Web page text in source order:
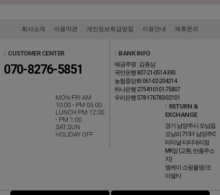
회사소개 이용약관 개인정보취급방침 이용안내 제휴문의
l CUSTOMER CENTER
070-8276-5851
MON-FRI AM
10:00 - PM 05:00
LUNCH PM 12:00
- PM 1:00
SAT.SUN
HOLIDAY OFF
l BANK INFO
예금주명 : 김종삼
국민은행 807-21-0514-390
농협중앙회 061-02-204214
하나은행 275-810101-75807
우리은행 578-176783-02101
l RETURN &
EXCHANGE
경기 남양주시 오남읍
오남리 713-1 남양주C
터미널 티티대리점
MK앞 (교환, 반품주소
지)
엠케이 쇼핑몰명/조
이멀티